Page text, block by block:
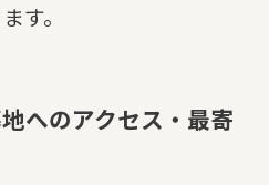
す。
へのアクセス・最寄